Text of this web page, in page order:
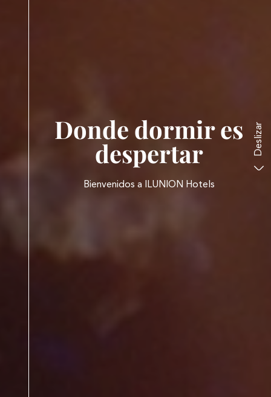
Donde dormir es
despertar
Bienvenidos a ILUNION Hotels
Deslizar